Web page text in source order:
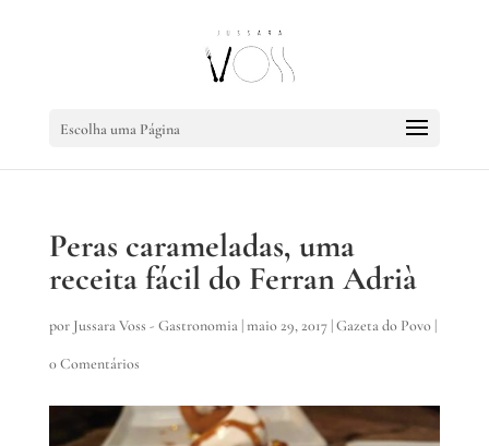
Escolha uma Página
Peras carameladas, uma
receita fácil do Ferran Adrià
por Jussara Voss - Gastronomia|maio 29, 2017|Gazeta do Povo|
0 Comentários